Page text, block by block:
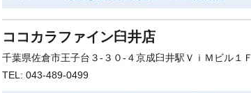
ココカラファイン臼井店
千葉県佐倉市王子台３-３０-４京成臼井駅ＶｉＭビル１Ｆ
TEL: 043-489-0499